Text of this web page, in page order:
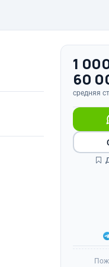
1
60
средняя